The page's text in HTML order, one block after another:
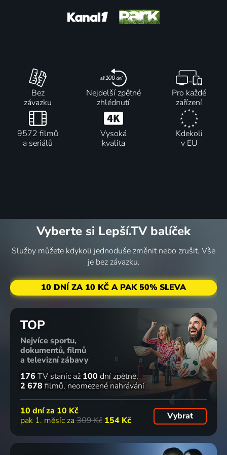
Bez
závazku
Nejdelší zpětné
zhlédnutí
Pro každé
zařízení
9572 filmů
a seriálů
Vysoká
kvalita
Kdekoli
v EU
Vyberte si Lepší.TV balíček
Služby můžete kdykoli jednoduše změnit nebo zrušit. Vše
je bez závazku.
10 DNÍ ZA 10 KČ A PAK 50% SLEVA
TOP
Nejvíce sportu,
dokumentů, filmů
a televizní zábavy
176 TV stanic až 100 dní zpětně
2 678 filmů neomezené nahrávání
10 dní za 10 Kč
pak 1. měsíc za 309 Kč 154 Kč Vybrat